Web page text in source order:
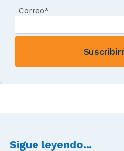
Correo*
Sigue leyendo...